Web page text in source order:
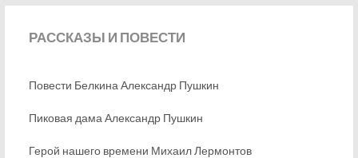
РАССКАЗЫ И ПОВЕСТИ
Повести Белкина Александр Пушкин
Пиковая дама Александр Пушкин
Герой нашего времени Михаил Лермонтов